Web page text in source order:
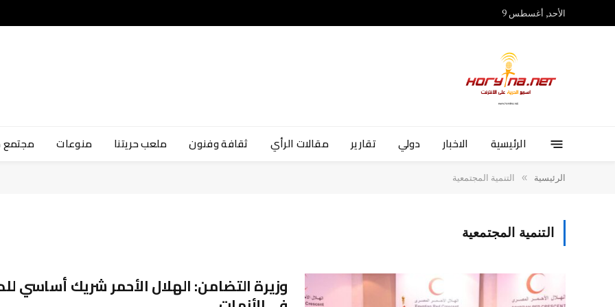
الأحد, أغسطس 9
الرئيسية الاخبار دولي تقارير مقالات الرأي ثقافة وفنون ملعب حريتنا منوعات
الرئيسية » التنمية المجتمعية
التنمية المجتمعية
وزيرة التضامن: الهلال الأحمر شريك أساسي